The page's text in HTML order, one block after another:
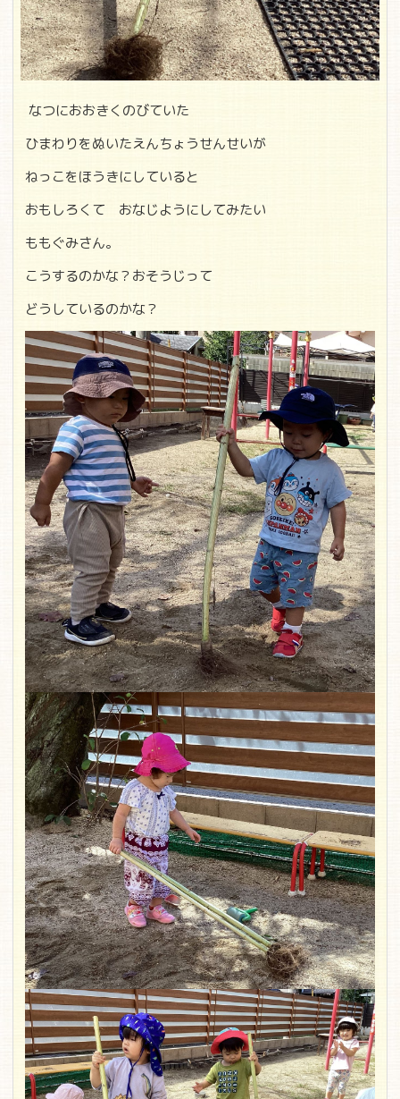
なつにおおきくのびていた
ひまわりをぬいたえんちょうせんせいが
ねっこをほうきにしていると
おもしろくて おなじようにしてみたい
ももぐみさん。
こうするのかな？おそうじって
どうしているのかな？